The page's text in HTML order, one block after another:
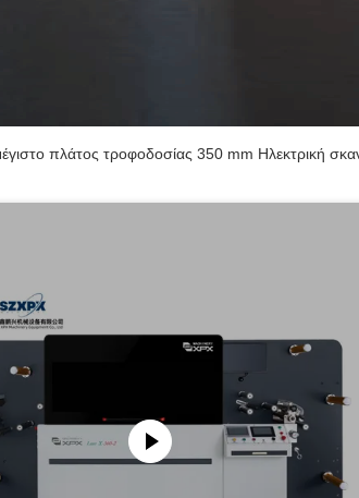
πλάτος τροφοδοσίας 350 mm Ηλεκτρική